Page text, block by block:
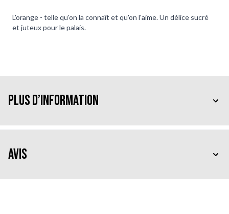
L'orange - telle qu'on la connaît et qu'on l'aime. Un délice sucré
et juteux pour le palais.
Plus d’information
Avis